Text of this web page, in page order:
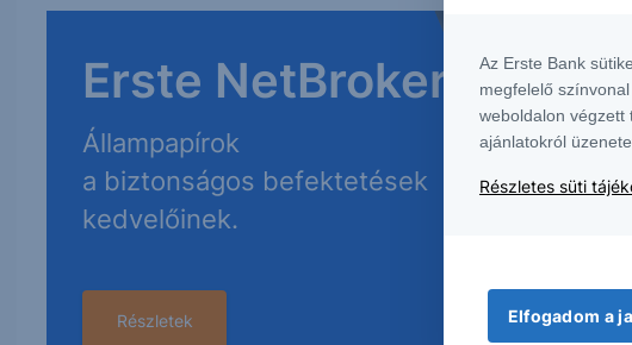
Erste NetBroker
Állampapírok
a biztonságos befektetések
kedvelőinek.
Részletek
Az Erste Bank
megfelelő
weboldalon végzett
ajánlatokról
Részletes süti
Elfogadom a